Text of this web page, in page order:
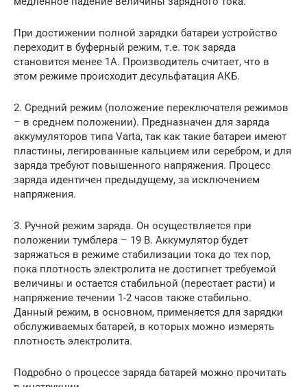
При достижении полной зарядки батареи устройство
переходит в буферный режим, т.е. ток заряда
становится менее 1А. Производитель считает, что в
этом режиме происходит десульфатация АКБ.
2. Средний режим (положение переключателя режимов
– в среднем положении). Предназначен для заряда
аккумуляторов типа Varta, так как такие батареи имеют
пластины, легированные кальцием или серебром, и для
заряда требуют повышенного напряжения. Процесс
заряда идентичен предыдущему, за исключением
напряжения.
3. Ручной режим заряда. Он осуществляется при
положении тумблера – 19 В. Аккумулятор будет
заряжаться в режиме стабилизации тока до тех пор,
пока плотность электролита не достигнет требуемой
величины и остается стабильной (перестает расти) и
напряжение течении 1-2 часов также стабильно.
Данный режим, в основном, применяется для зарядки
обслуживаемых батарей, в которых можно измерять
плотность электролита.
Подробно о процессе заряда батарей можно прочитать